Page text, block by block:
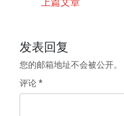
发表回复
您的邮箱地址不会被公开。
评论*